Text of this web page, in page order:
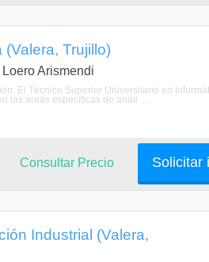
Trujillo)
Arismendi
El Técnico Superior Universitario en
las áreas específicas de análi ...
Solicitar
Consultar Precio
Industrial (Valera,